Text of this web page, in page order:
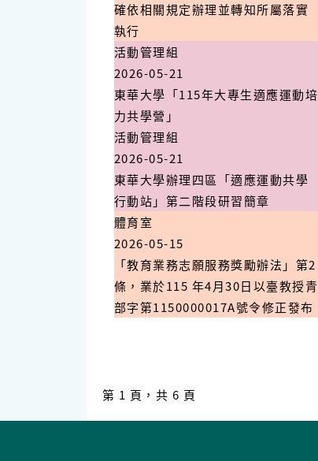
確依相關規定辦理並轉知所屬落實
執行
活動管理組
2026-05-21
東華大學「115年大專生適應運動培
力共學營」
活動管理組
2026-05-21
東華大學辦理四區「適應運動共學
行動站」第二階段研習簡章
體育室
2026-05-15
「教育業務志願服務獎勵辦法」第2
條，業於115 年4月30日以臺教授青
部字第1150000017A號令修正發布
第 1 頁，共 6 頁